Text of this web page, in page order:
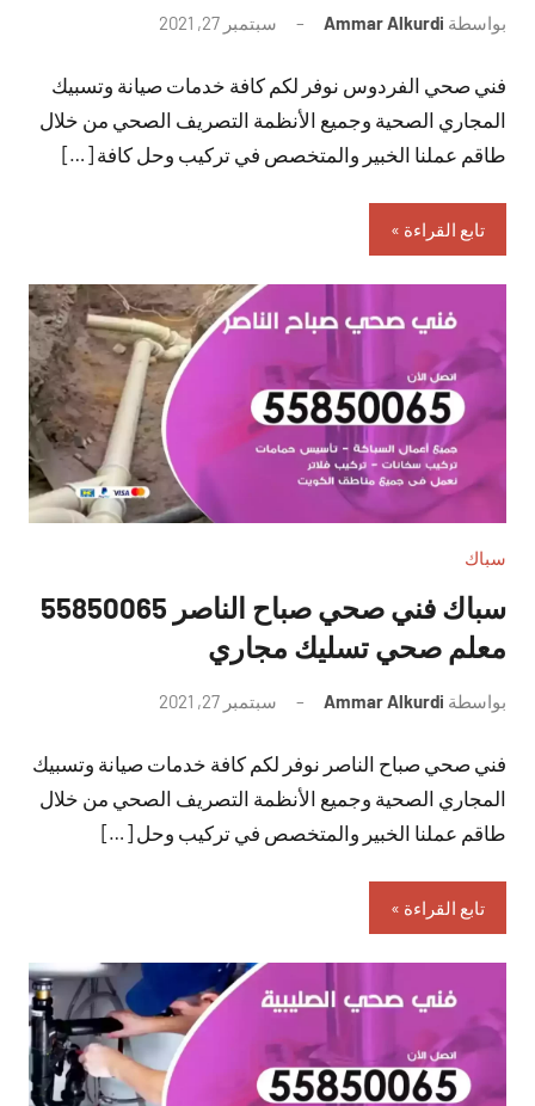
بواسطة Ammar Alkurdi سبتمبر 27, 2021
تعليقات
فني صحي الفردوس نوفر لكم كافة خدمات صيانة وتسبيك
المجاري الصحية وجميع الأنظمة التصريف الصحي من خلال
طاقم عملنا الخبير والمتخصص في تركيب وحل كافة […]
تابع القراءة
سباك
سباك فني صحي صباح الناصر 55850065
معلم صحي تسليك مجاري
بواسطة Ammar Alkurdi سبتمبر 27, 2021
تعليقات
فني صحي صباح الناصر نوفر لكم كافة خدمات صيانة وتسبيك
المجاري الصحية وجميع الأنظمة التصريف الصحي من خلال
طاقم عملنا الخبير والمتخصص في تركيب وحل […]
تابع القراءة